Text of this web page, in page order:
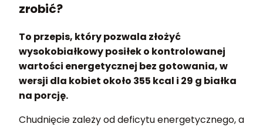
zrobić?
To przepis, który pozwala złożyć
wysokobiałkowy posiłek o kontrolowanej
wartości energetycznej bez gotowania, w
wersji dla kobiet około 355 kcal i 29 g białka
na porcję.
Chudnięcie zależy od deficytu energetycznego, a